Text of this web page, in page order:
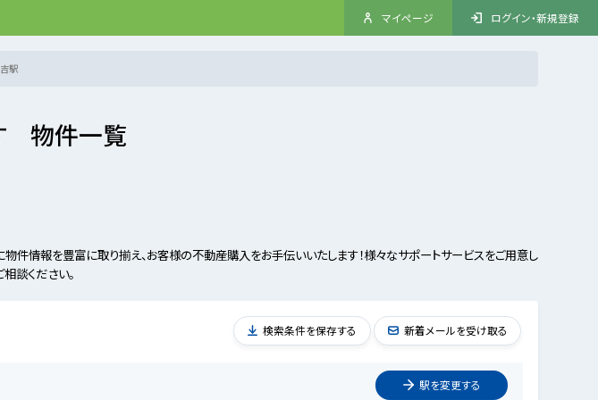
マイページ ログイン・新規登録
駅
物件一覧
情報を豊富に取り揃え、お客様の不動産購入をお手伝いいたします！様々なサポートサービスをご用意し
談ください。
駅を変更する
検索条件を保存する 新着メールを受け取る